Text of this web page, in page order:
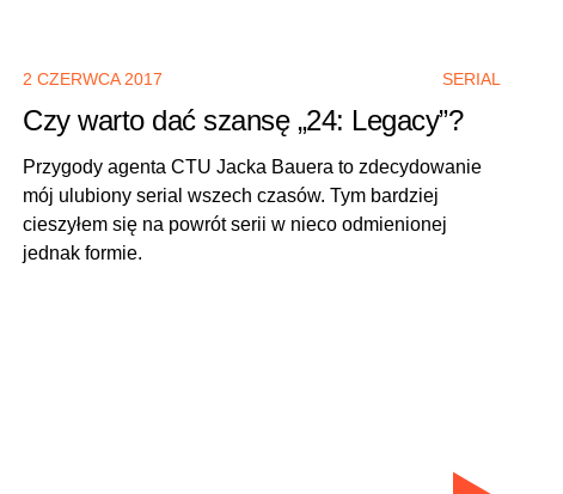
2 CZERWCA 2017 SERIAL
Czy warto dać szansę „24: Legacy”?
Przygody agenta CTU Jacka Bauera to zdecydowanie
mój ulubiony serial wszech czasów. Tym bardziej
cieszyłem się na powrót serii w nieco odmienionej
jednak formie.